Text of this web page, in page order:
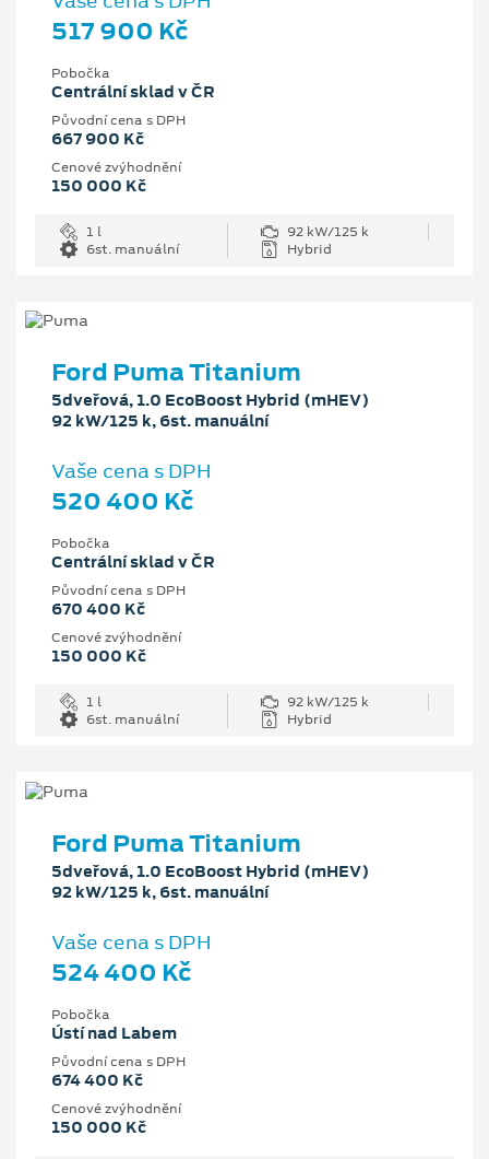
517 900 Kč
Pobočka
Centrální sklad v ČR
Původní cena s DPH
667 900 Kč
Cenové zvýhodnění
150 000 Kč
1 l
92 kW/125 k
6st. manuální
Hybrid
Ford Puma Titanium
5dveřová, 1.0 EcoBoost Hybrid (mHEV)
92 kW/125 k, 6st. manuální
Vaše cena s DPH
520 400 Kč
Pobočka
Centrální sklad v ČR
Původní cena s DPH
670 400 Kč
Cenové zvýhodnění
150 000 Kč
1 l
92 kW/125 k
6st. manuální
Hybrid
Ford Puma Titanium
5dveřová, 1.0 EcoBoost Hybrid (mHEV)
92 kW/125 k, 6st. manuální
Vaše cena s DPH
524 400 Kč
Pobočka
Ústí nad Labem
Původní cena s DPH
674 400 Kč
Cenové zvýhodnění
150 000 Kč